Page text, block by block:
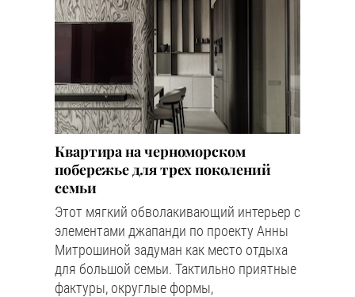
Квартира на черноморском
побережье для трех поколений
семьи
Этот мягкий обволакивающий интерьер с
элементами джапанди по проекту Анны
Митрошиной задуман как место отдыха
для большой семьи. Тактильно приятные
фактуры, округлые формы,